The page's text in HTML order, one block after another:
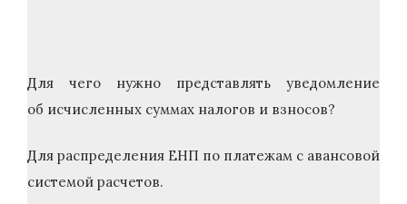
Для чего нужно представлять уведомление
об исчисленных суммах налогов и взносов?
Для распределения ЕНП по платежам с авансовой
системой расчетов.